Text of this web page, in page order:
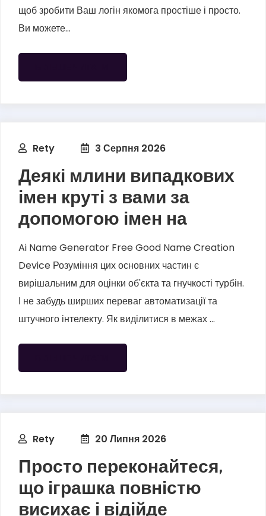
щоб зробити Ваш логін якомога простіше і просто.
Ви можете...
Rety 3 Серпня 2026
Деякі млини випадкових
імен круті з вами за
допомогою імен на
Ai Name Generator Free Good Name Creation
Device Розуміння цих основних частин є
вирішальним для оцінки об'єкта та гнучкості турбін.
І не забудь ширших переваг автоматизації та
штучного інтелекту. Як виділитися в межах ...
Rety 20 Липня 2026
Просто переконайтеся,
що іграшка повністю
висихає і відійде